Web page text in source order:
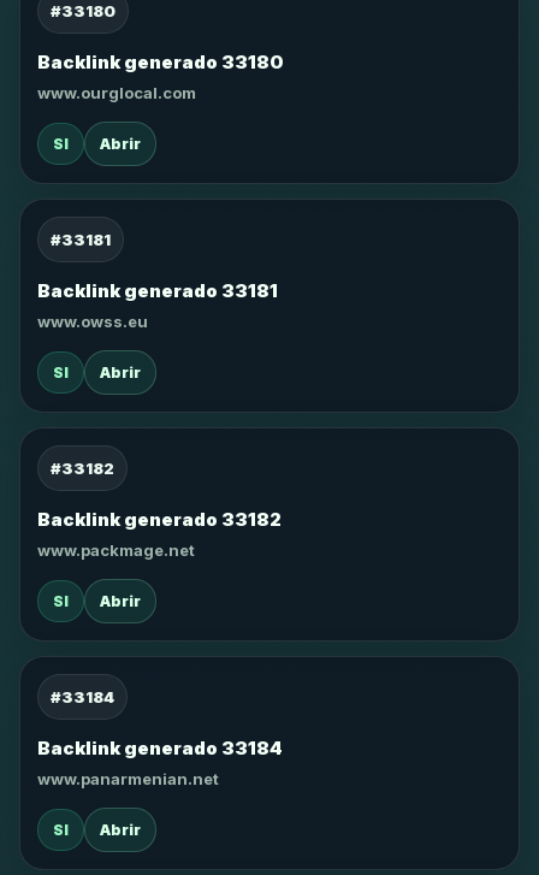
#33180
Backlink generado 33180
www.ourglocal.com
SI Abrir
#33181
Backlink generado 33181
www.owss.eu
SI Abrir
#33182
Backlink generado 33182
www.packmage.net
SI Abrir
#33184
Backlink generado 33184
www.panarmenian.net
SI Abrir